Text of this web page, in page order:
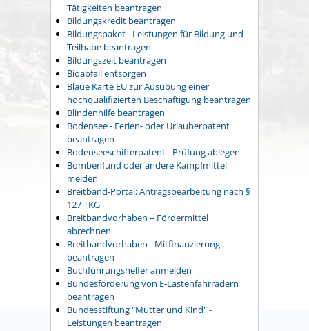
Tätigkeiten beantragen
Bildungskredit beantragen
Bildungspaket - Leistungen für Bildung und
Teilhabe beantragen
Bildungszeit beantragen
Bioabfall entsorgen
Blaue Karte EU zur Ausübung einer
hochqualifizierten Beschäftigung beantragen
Blindenhilfe beantragen
Bodensee - Ferien- oder Urlauberpatent
beantragen
Bodenseeschifferpatent - Prüfung ablegen
Bombenfund oder andere Kampfmittel
melden
Breitband-Portal: Antragsbearbeitung nach §
127 TKG
Breitbandvorhaben – Fördermittel
abrechnen
Breitbandvorhaben - Mitfinanzierung
beantragen
Buchführungshelfer anmelden
Bundesförderung von E-Lastenfahrrädern
beantragen
Bundesstiftung "Mutter und Kind" -
Leistungen beantragen